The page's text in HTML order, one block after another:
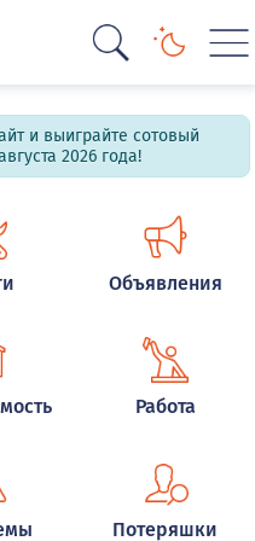
и выиграйте сотовый
2026 года!
Объявления
Работа
Потеряшки